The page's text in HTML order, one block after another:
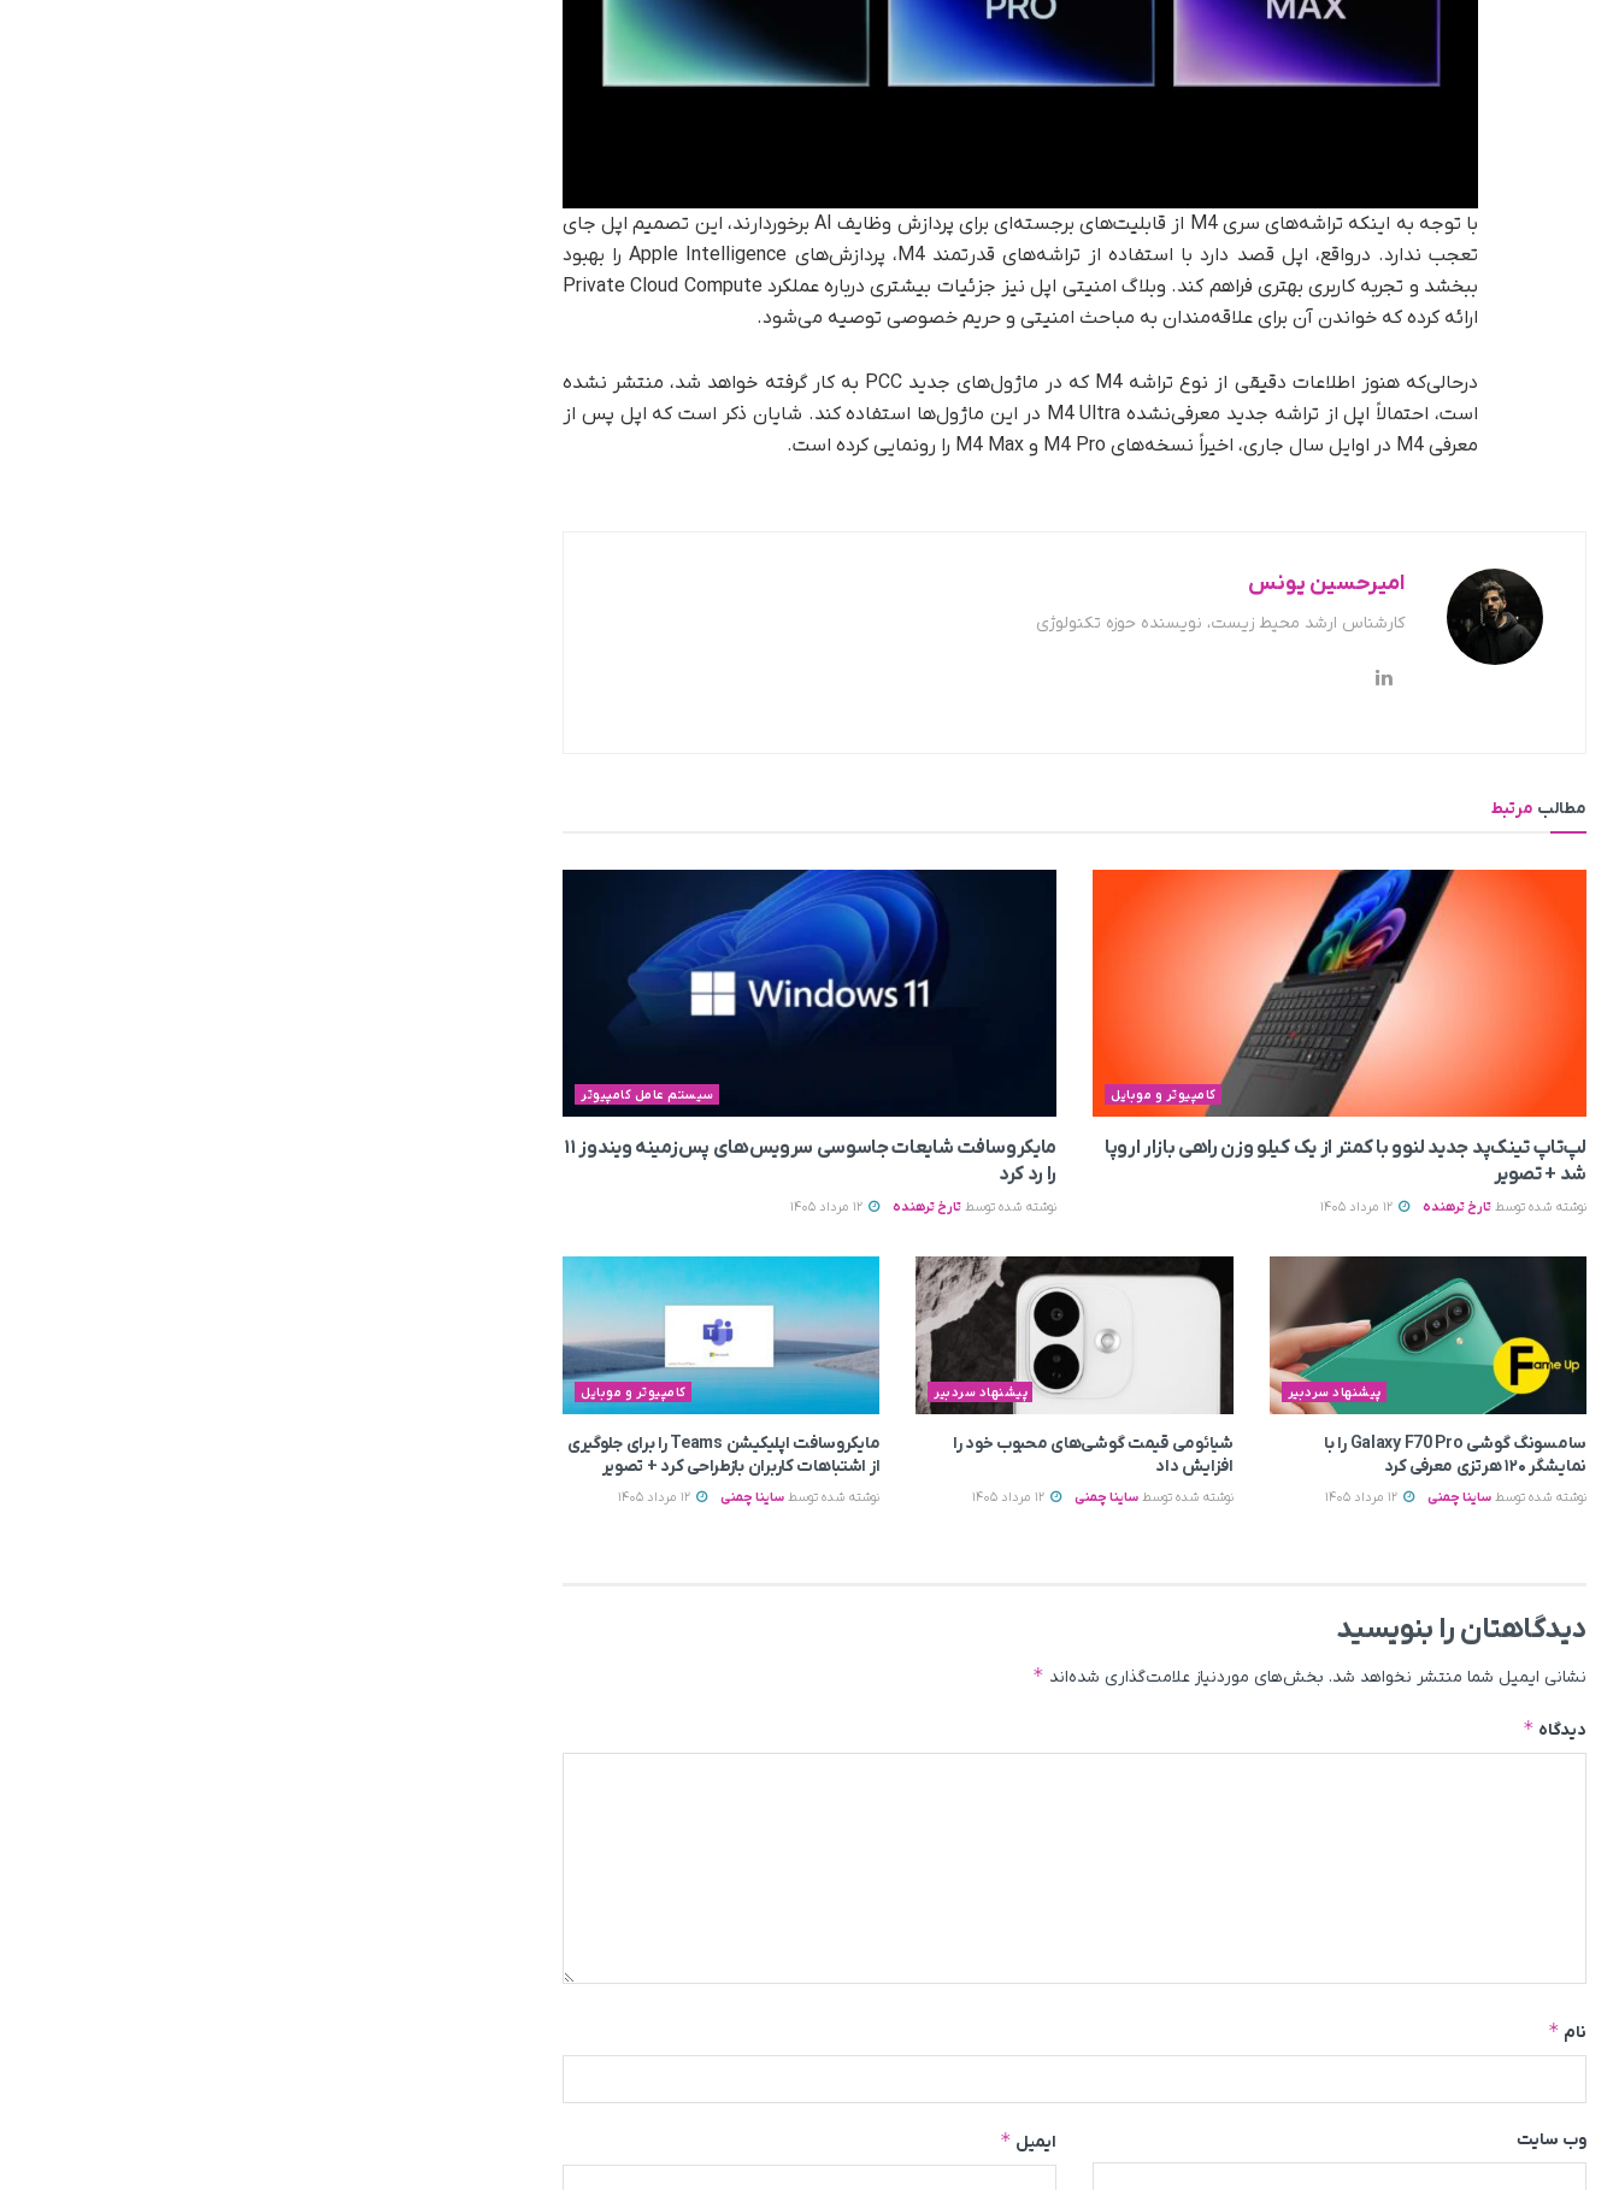
با توجه به اینکه تراشه‌های سری M4 از قابلیت‌های برجسته‌ای برای پردازش وظایف AI برخوردارند، این تصمیم اپل جای
تعجب ندارد. درواقع، اپل قصد دارد با استفاده از تراشه‌های قدرتمند M4، پردازش‌های Apple Intelligence را بهبود
ببخشد و تجربه کاربری بهتری فراهم کند. وبلاگ امنیتی اپل نیز جزئیات بیشتری درباره عملکرد Private Cloud Compute
ارائه کرده که خواندن آن برای علاقه‌مندان به مباحث امنیتی و حریم خصوصی توصیه می‌شود.
در‌حالی‌که هنوز اطلاعات دقیقی از نوع تراشه M4 که در ماژول‌های جدید PCC به کار گرفته خواهد شد، منتشر نشده
است، احتمالاً اپل از تراشه جدید معرفی‌نشده M4 Ultra در این ماژول‌ها استفاده کند. شایان ذکر است که اپل پس از
معرفی M4 در اوایل سال جاری، اخیراً نسخه‌های M4 Pro و M4 Max را رونمایی کرده است.
امیرحسین یونس
کارشناس ارشد محیط زیست، نویسنده حوزه تکنولوژی
مطالب مرتبط
کامپیوتر و موبایل
لپ‌تاپ تینک‌پد جدید لنوو با کمتر از یک کیلو وزن راهی بازار اروپا
شد + تصویر
نوشته شده توسط تارخ ترهنده
سیستم عامل کامپیوتر
مایکروسافت شایعات جاسوسی سرویس‌های پس‌زمینه ویندوز ۱۱
را رد کرد
نوشته شده توسط تارخ ترهنده
پیشنهاد سردبیر
سامسونگ گوشی Galaxy F70 Pro را با
نمایشگر ۱۲۰ هرتزی معرفی کرد
نوشته شده توسط ساینا چمنی
پیشنهاد سردبیر
شیائومی قیمت گوشی‌های محبوب خود را
افزایش داد
نوشته شده توسط ساینا چمنی 12 مرداد 1405
کامپیوتر و موبایل
مایکروسافت اپلیکیشن Teams را برای جلوگیری
از اشتباهات کاربران بازطراحی کرد + تصویر
نوشته شده توسط ساینا چمنی
دیدگاهتان را بنویسید
نشانی ایمیل شما منتشر نخواهد شد. بخش‌های موردنیاز علامت‌گذاری شده‌اند *
دیدگاه *
نام *
ایمیل * وب‌ سایت